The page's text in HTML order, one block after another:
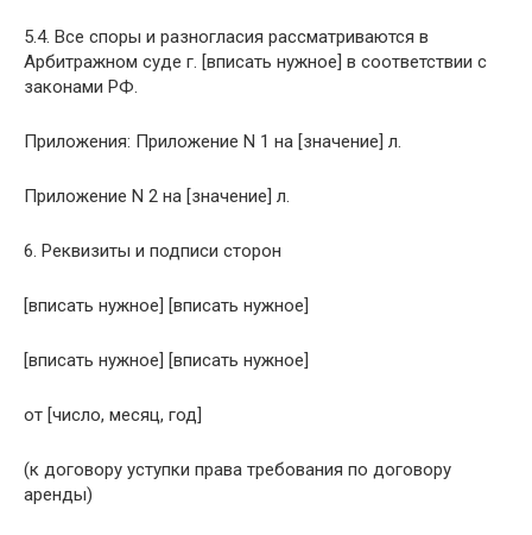
5.4. Все споры и разногласия рассматриваются в
Арбитражном суде г. [вписать нужное] в соответствии с
законами РФ.
Приложения: Приложение N 1 на [значение] л.
Приложение N 2 на [значение] л.
6. Реквизиты и подписи сторон
[вписать нужное] [вписать нужное]
[вписать нужное] [вписать нужное]
от [число, месяц, год]
(к договору уступки права требования по договору
аренды)